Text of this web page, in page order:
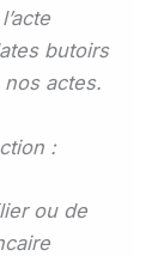
butoirs
actes.
:
ou de